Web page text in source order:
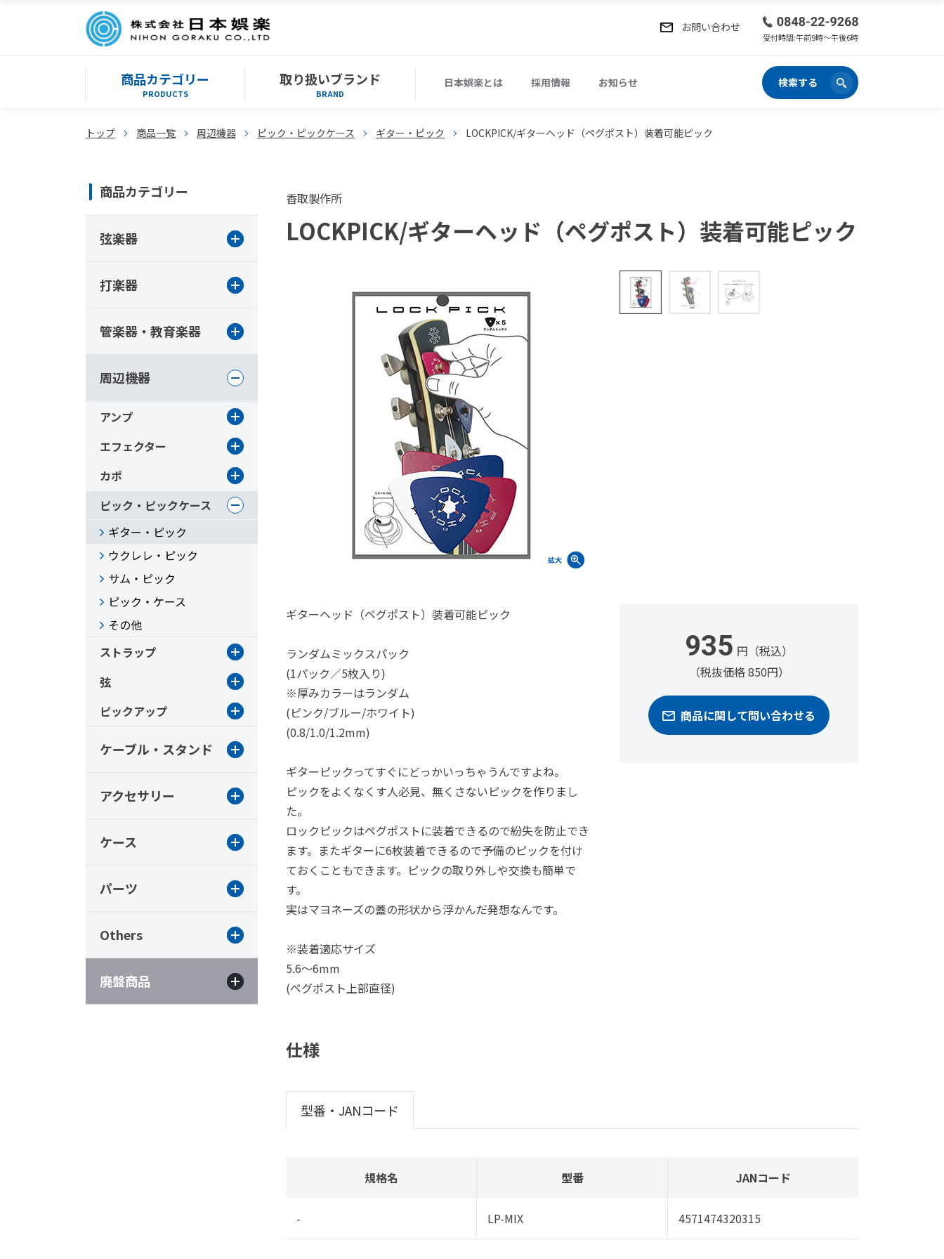
お問い合わせ
受付時間:午前9時〜午後6時
商品カテゴリー
PRODUCTS
取り扱いブランド
BRAND
日本娯楽とは 採用情報 お知らせ 検索する
トップ 商品一覧 周辺機器 ピック・ピックケース ギター・ピック LOCKPICK/ギターヘッド（ペグポスト）装着可能ピック
香取製作所
LOCKPICK/ギターヘッド（ペグポスト）装着可能ピック
ギターヘッド（ペグポスト）装着可能ピック
ランダムミックスパック
(1パック／5枚入り)
※厚みカラーはランダム
(ピンク/ブルー/ホワイト)
(0.8/1.0/1.2mm)
ギターピックってすぐにどっかいっちゃうんですよね。
ピックをよくなくす人必見、無くさないピックを作りまし
た。
ロックピックはペグポストに装着できるので紛失を防止でき
ます。またギターに6枚装着できるので予備のピックを付け
ておくこともできます。ピックの取り外しや交換も簡単で
す。
実はマヨネーズの蓋の形状から浮かんだ発想なんです。
※装着適応サイズ
5.6～6mm
(ペグポスト上部直径)
935 円（税込）
（税抜価格 850円）
商品に関して問い合わせる
仕様
型番・JANコード
規格名 型番 JANコード
- LP-MIX 4571474320315
商品カテゴリー
弦楽器
打楽器
管楽器・教育楽器
周辺機器
アンプ
エフェクター
カポ
ピック・ピックケース
ギター・ピック
ウクレレ・ピック
サム・ピック
ピック・ケース
その他
ストラップ
弦
ピックアップ
ケーブル・スタンド
アクセサリー
ケース
パーツ
Others
廃盤商品